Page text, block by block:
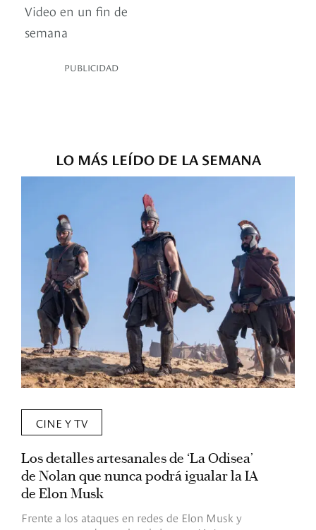
Video en un fin de
semana
PUBLICIDAD
LO MÁS LEÍDO DE LA SEMANA
CINE Y TV
Los detalles artesanales de ‘La Odisea’
de Nolan que nunca podrá igualar la IA
de Elon Musk
Frente a los ataques en redes de Elon Musk y